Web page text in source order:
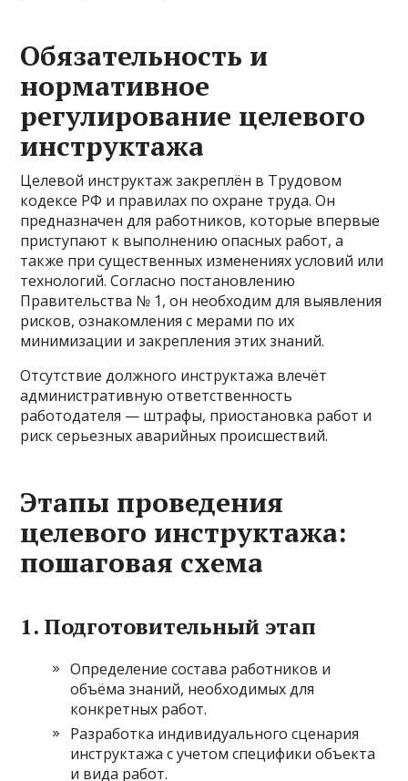
Обязательность и
нормативное
регулирование целевого
инструктажа
Целевой инструктаж закреплён в Трудовом
кодексе РФ и правилах по охране труда. Он
предназначен для работников, которые впервые
приступают к выполнению опасных работ, а
также при существенных изменениях условий или
технологий. Согласно постановлению
Правительства № 1, он необходим для выявления
рисков, ознакомления с мерами по их
минимизации и закрепления этих знаний.
Отсутствие должного инструктажа влечёт
административную ответственность
работодателя — штрафы, приостановка работ и
риск серьезных аварийных происшествий.
Этапы проведения
целевого инструктажа:
пошаговая схема
1. Подготовительный этап
Определение состава работников и
объёма знаний, необходимых для
конкретных работ.
Разработка индивидуального сценария
инструктажа с учетом специфики объекта
и вида работ.